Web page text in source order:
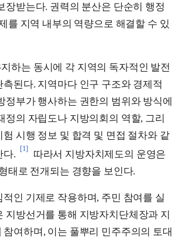
장받는다. 권력의 분산은 단순히 행정
를 지역 내부의 역량으로 해결할 수 있
하는 동시에 각 지역의 독자적인 발전
된다. 지역마다 인구 구조와 경제적
부가 행사하는 권한의 범위와 방식에
정의 자립도나 지방의회의 역할, 그리
시행 정보 및 합격 및 면접 절차와 같
다.
[1]
따라서 지방자치제도의 운영은
태로 전개되는 경향을 보인다.
인 기제로 작용하며, 주민 참여를 실
지방선거를 통해 지방자치단체장과 지
여하며, 이는 풀뿌리 민주주의의 토대